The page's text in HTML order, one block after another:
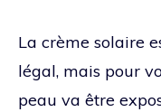
La crème solaire
légal, mais pour
peau va être